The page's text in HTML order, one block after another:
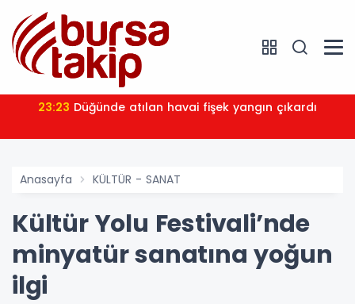
23:23 Düğünde atılan havai fişek yangın çıkardı
Anasayfa KÜLTÜR - SANAT
Kültür Yolu Festivali’nde
minyatür sanatına yoğun
ilgi